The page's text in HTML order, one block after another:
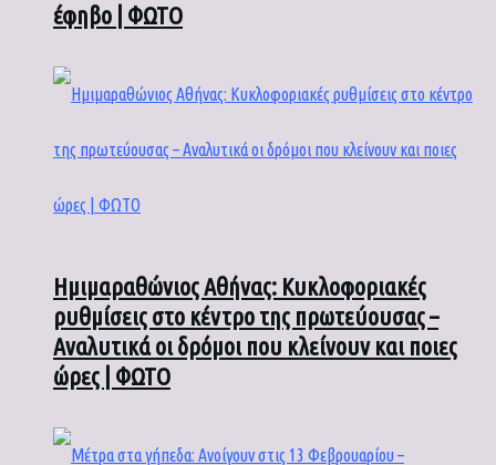
έφηβο | ΦΩΤΟ
Ημιμαραθώνιος Αθήνας: Κυκλοφοριακές
ρυθμίσεις στο κέντρο της πρωτεύουσας –
Αναλυτικά οι δρόμοι που κλείνουν και ποιες
ώρες | ΦΩΤΟ